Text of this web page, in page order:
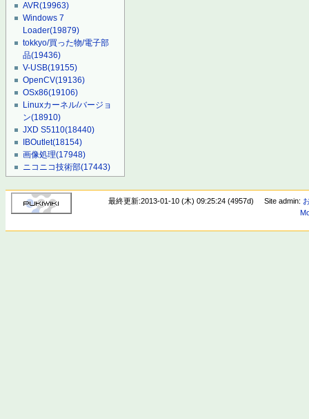
AVR(19963)
Windows 7
Loader(19879)
tokkyo/買った物/電子部
品(19436)
V-USB(19155)
OpenCV(19136)
OSx86(19106)
Linuxカーネル/バージョ
ン(18910)
JXD S5110(18440)
IBOutlet(18154)
画像処理(17948)
ニコニコ技術部(17443)
最終更新:2013-01-10 (木) 09:25:24 (4957d) Site admin: